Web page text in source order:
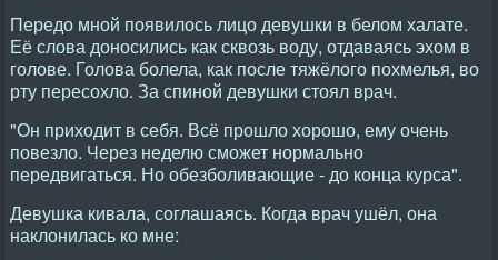
Передо мной появилось лицо девушки в белом халате.
Её слова доносились как сквозь воду, отдаваясь эхом в
голове. Голова болела, как после тяжёлого похмелья, во
рту пересохло. За спиной девушки стоял врач.
"Он приходит в себя. Всё прошло хорошо, ему очень
повезло. Через неделю сможет нормально
передвигаться. Но обезболивающие - до конца курса".
Девушка кивала, соглашаясь. Когда врач ушёл, она
наклонилась ко мне: